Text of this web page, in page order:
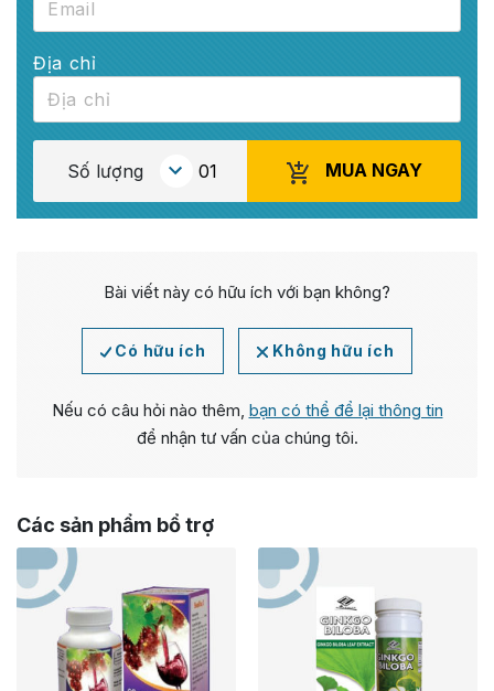
Địa chỉ
Số lượng MUA NGAY
Bài viết này có hữu ích với bạn không?
Có hữu ích Không hữu ích
Nếu có câu hỏi nào thêm, bạn có thể để lại thông tin
để nhận tư vấn của chúng tôi.
Các sản phẩm bổ trợ